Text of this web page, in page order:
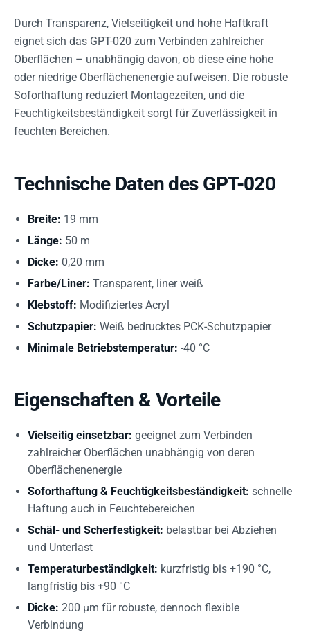
Durch Transparenz, Vielseitigkeit und hohe Haftkraft
eignet sich das GPT-020 zum Verbinden zahlreicher
Oberflächen – unabhängig davon, ob diese eine hohe
oder niedrige Oberflächenenergie aufweisen. Die robuste
Soforthaftung reduziert Montagezeiten, und die
Feuchtigkeitsbeständigkeit sorgt für Zuverlässigkeit in
feuchten Bereichen.
Technische Daten des GPT-020
Breite: 19 mm
Länge: 50 m
Dicke: 0,20 mm
Farbe/Liner: Transparent, liner weiß
Klebstoff: Modifiziertes Acryl
Schutzpapier: Weiß bedrucktes PCK-Schutzpapier
Minimale Betriebstemperatur: -40 °C
Eigenschaften & Vorteile
Vielseitig einsetzbar: geeignet zum Verbinden
zahlreicher Oberflächen unabhängig von deren
Oberflächenenergie
Soforthaftung & Feuchtigkeitsbeständigkeit: schnelle
Haftung auch in Feuchtebereichen
Schäl- und Scherfestigkeit: belastbar bei Abziehen
und Unterlast
Temperaturbeständigkeit: kurzfristig bis +190 °C,
langfristig bis +90 °C
Dicke: 200 µm für robuste, dennoch flexible
Verbindung